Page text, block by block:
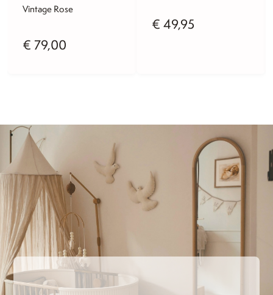
Vintage Rose
€ 79,00
€ 49,95